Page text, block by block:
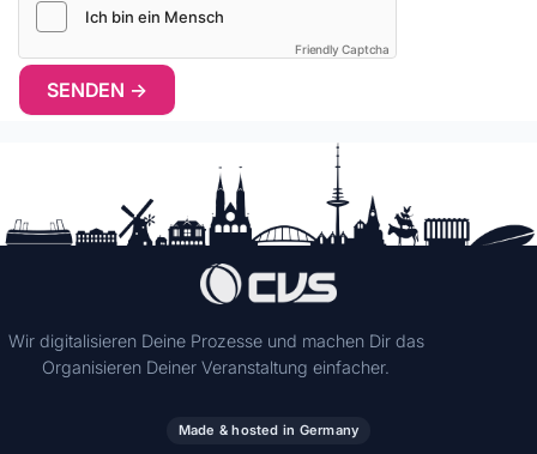
Friendly Captcha
SENDEN →
Wir digitalisieren Deine Prozesse und machen Dir das
Organisieren Deiner Veranstaltung einfacher.
Made & hosted in Germany